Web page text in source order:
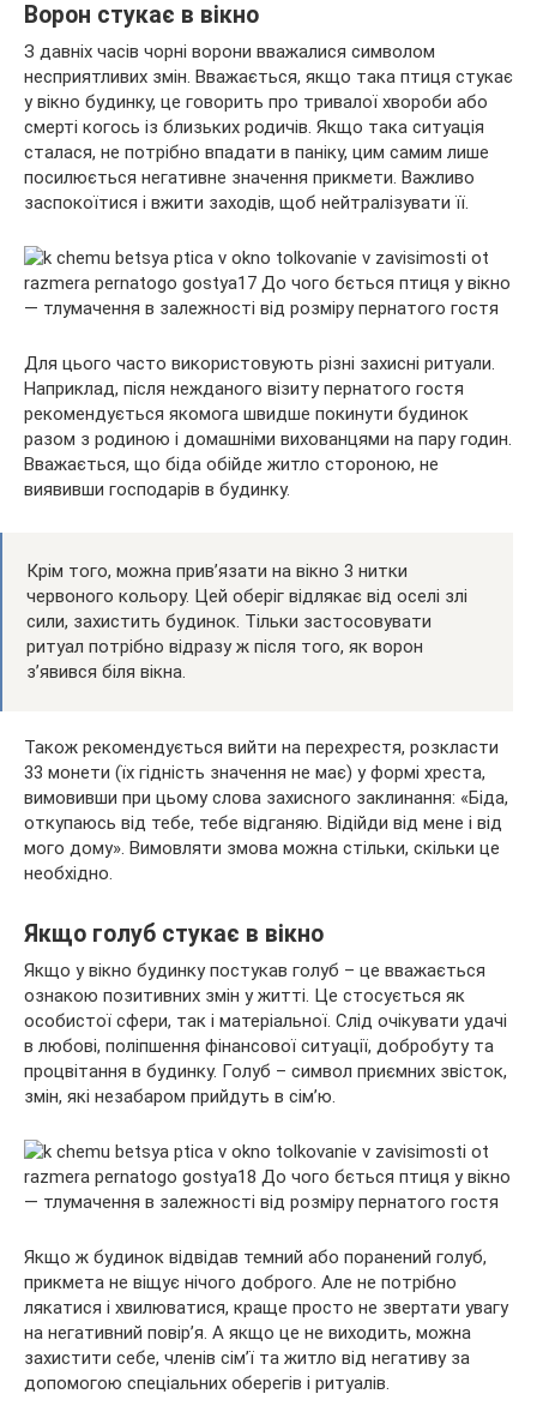
Ворон стукає в вікно
З давніх часів чорні ворони вважалися символом
несприятливих змін. Вважається, якщо така птиця стукає
у вікно будинку, це говорить про тривалої хвороби або
смерті когось із близьких родичів. Якщо така ситуація
сталася, не потрібно впадати в паніку, цим самим лише
посилюється негативне значення прикмети. Важливо
заспокоїтися і вжити заходів, щоб нейтралізувати її.
Для цього часто використовують різні захисні ритуали.
Наприклад, після нежданого візиту пернатого гостя
рекомендується якомога швидше покинути будинок
разом з родиною і домашніми вихованцями на пару годин.
Вважається, що біда обійде житло стороною, не
виявивши господарів в будинку.
Крім того, можна прив’язати на вікно 3 нитки
червоного кольору. Цей оберіг відлякає від оселі злі
сили, захистить будинок. Тільки застосовувати
ритуал потрібно відразу ж після того, як ворон
з’явився біля вікна.
Також рекомендується вийти на перехрестя, розкласти
33 монети (їх гідність значення не має) у формі хреста,
вимовивши при цьому слова захисного заклинання: «Біда,
откупаюсь від тебе, тебе відганяю. Відійди від мене і від
мого дому». Вимовляти змова можна стільки, скільки це
необхідно.
Якщо голуб стукає в вікно
Якщо у вікно будинку постукав голуб – це вважається
ознакою позитивних змін у житті. Це стосується як
особистої сфери, так і матеріальної. Слід очікувати удачі
в любові, поліпшення фінансової ситуації, добробуту та
процвітання в будинку. Голуб – символ приємних звісток,
змін, які незабаром прийдуть в сім’ю.
Якщо ж будинок відвідав темний або поранений голуб,
прикмета не віщує нічого доброго. Але не потрібно
лякатися і хвилюватися, краще просто не звертати увагу
на негативний повір’я. А якщо це не виходить, можна
захистити себе, членів сім’ї та житло від негативу за
допомогою спеціальних оберегів і ритуалів.